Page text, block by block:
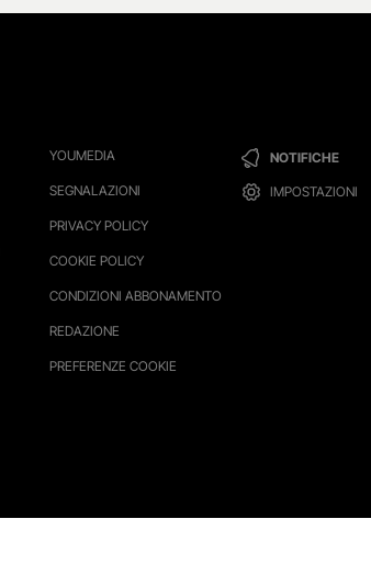
YOUMEDIA
SEGNALAZIONI
PRIVACY POLICY
COOKIE POLICY
CONDIZIONI ABBONAMENTO
REDAZIONE
PREFERENZE COOKIE
NOTIFICHE
IMPOSTAZIONI